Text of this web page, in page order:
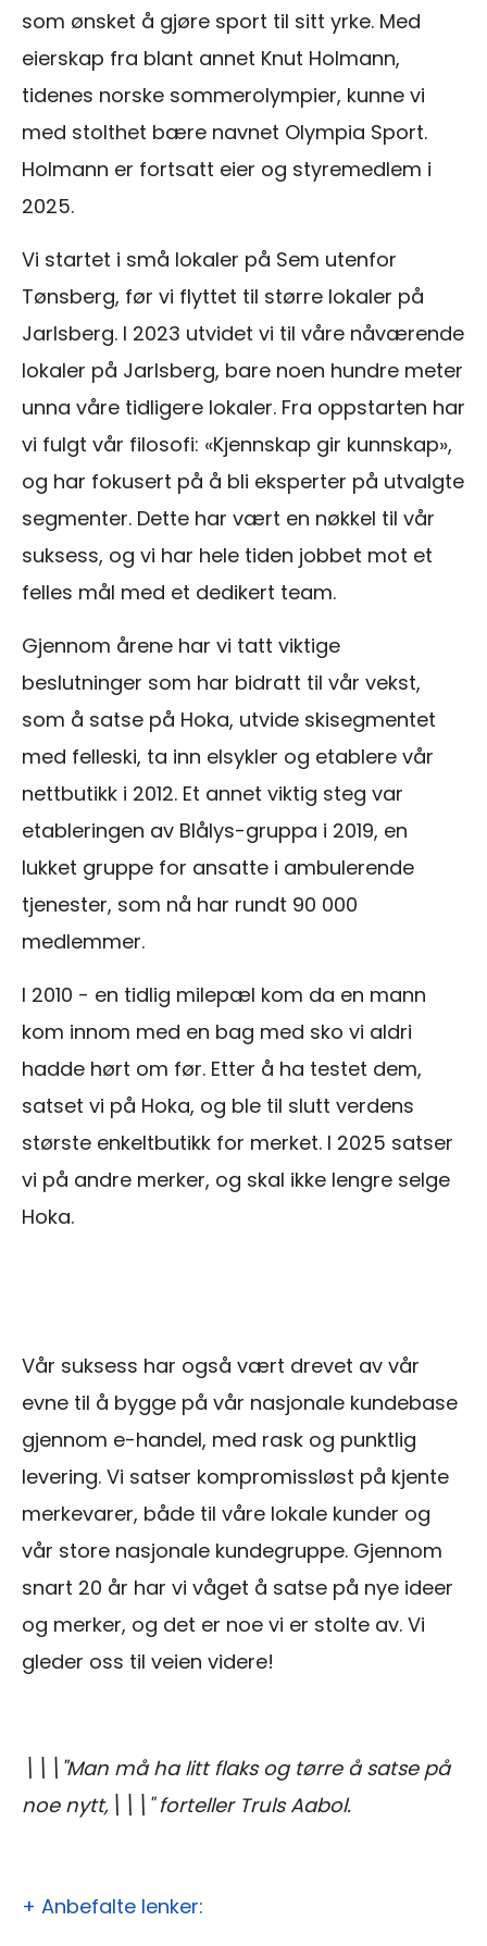
som ønsket å gjøre sport til sitt yrke. Med
eierskap fra blant annet Knut Holmann,
tidenes norske sommerolympier, kunne vi
med stolthet bære navnet Olympia Sport.
Holmann er fortsatt eier og styremedlem i
2025.
Vi startet i små lokaler på Sem utenfor
Tønsberg, før vi flyttet til større lokaler på
Jarlsberg. I 2023 utvidet vi til våre nåværende
lokaler på Jarlsberg, bare noen hundre meter
unna våre tidligere lokaler. Fra oppstarten har
vi fulgt vår filosofi: «Kjennskap gir kunnskap»,
og har fokusert på å bli eksperter på utvalgte
segmenter. Dette har vært en nøkkel til vår
suksess, og vi har hele tiden jobbet mot et
felles mål med et dedikert team.
Gjennom årene har vi tatt viktige
beslutninger som har bidratt til vår vekst,
som å satse på Hoka, utvide skisegmentet
med felleski, ta inn elsykler og etablere vår
nettbutikk i 2012. Et annet viktig steg var
etableringen av Blålys-gruppa i 2019, en
lukket gruppe for ansatte i ambulerende
tjenester, som nå har rundt 90 000
medlemmer.
I 2010 - en tidlig milepæl kom da en mann
kom innom med en bag med sko vi aldri
hadde hørt om før. Etter å ha testet dem,
satset vi på Hoka, og ble til slutt verdens
største enkeltbutikk for merket. I 2025 satser
vi på andre merker, og skal ikke lengre selge
Hoka.
Vår suksess har også vært drevet av vår
evne til å bygge på vår nasjonale kundebase
gjennom e-handel, med rask og punktlig
levering. Vi satser kompromissløst på kjente
merkevarer, både til våre lokale kunder og
vår store nasjonale kundegruppe. Gjennom
snart 20 år har vi våget å satse på nye ideer
og merker, og det er noe vi er stolte av. Vi
gleder oss til veien videre!
\\\"Man må ha litt flaks og tørre å satse på
noe nytt,\\\" forteller Truls Aabol.
+ Anbefalte lenker: